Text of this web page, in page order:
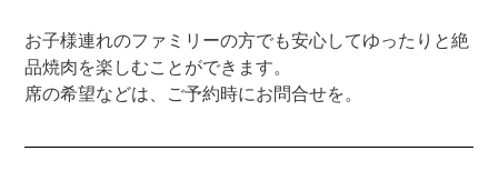
お子様連れのファミリーの方でも安心してゆったりと絶
品焼肉を楽しむことができます。
席の希望などは、ご予約時にお問合せを。